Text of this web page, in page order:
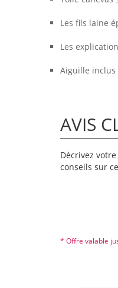
Les fils laine
Les
Aiguille inclus
AVIS
Décrivez
conseils sur
* Offre valable